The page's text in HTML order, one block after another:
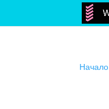
Начало